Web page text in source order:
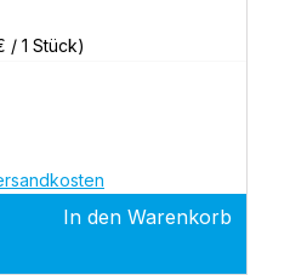
/ 1 Stück)
In den Warenkorb